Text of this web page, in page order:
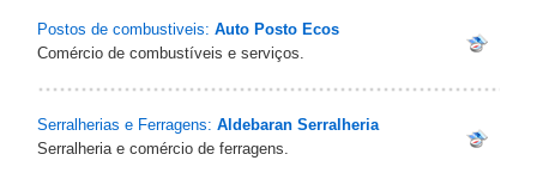
Postos de combustiveis: Auto Posto Ecos
Comércio de combustíveis e serviços.
Serralherias e Ferragens: Aldebaran Serralheria
Serralheria e comércio de ferragens.